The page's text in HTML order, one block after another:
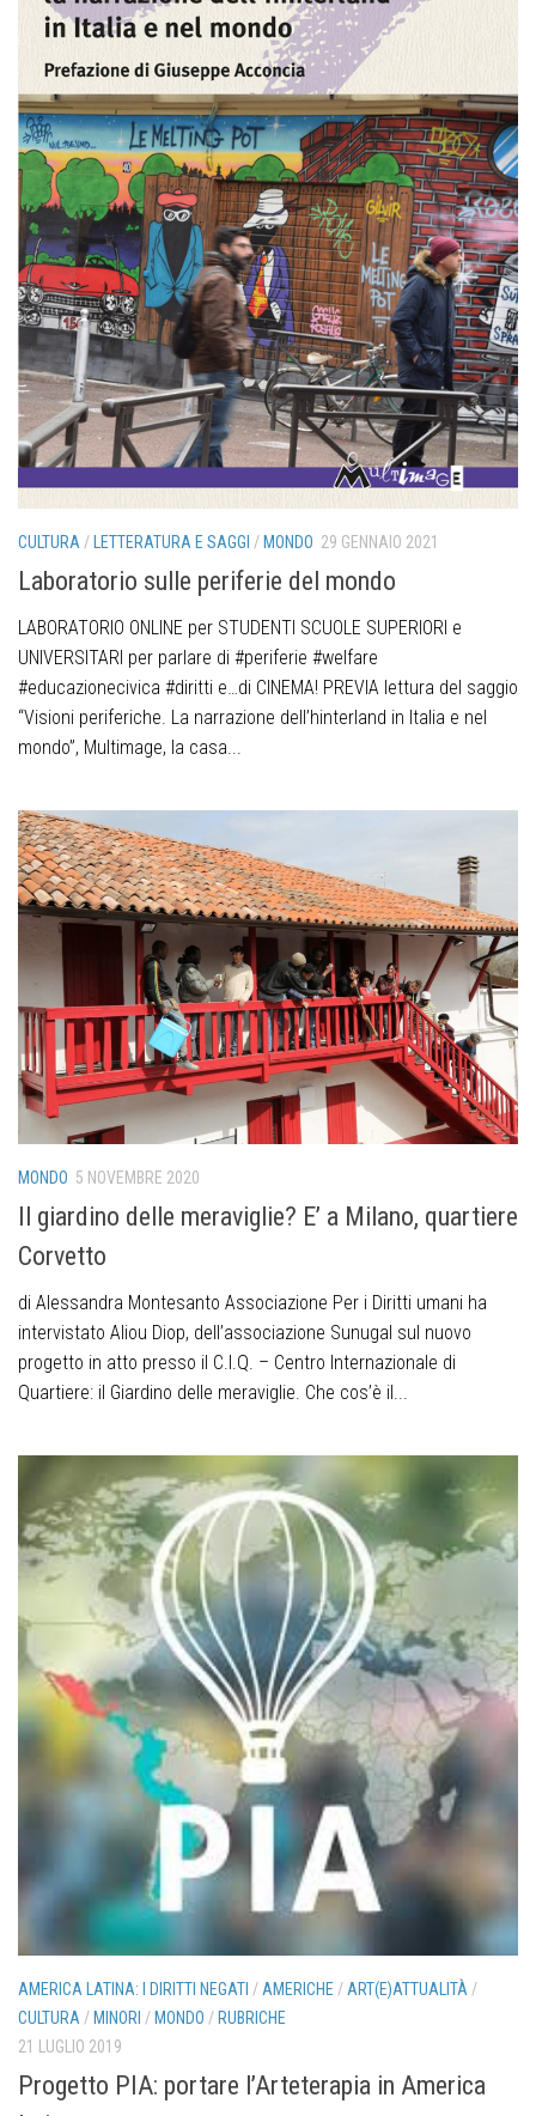
CULTURA/ LETTERATURA E SAGGI / MONDO 29 GENNAIO 2021
Laboratorio sulle periferie del mondo
LABORATORIO ONLINE per STUDENTI SCUOLE SUPERIORI e
UNIVERSITARI per parlare di #periferie #welfare
#educazionecivica #diritti e…di CINEMA! PREVIA lettura del saggio
“Visioni periferiche. La narrazione dell’hinterland in Italia e nel
mondo”, Multimage, la casa...
MONDO 5 NOVEMBRE 2020
Il giardino delle meraviglie? E’ a Milano, quartiere
Corvetto
di Alessandra Montesanto Associazione Per i Diritti umani ha
intervistato Aliou Diop, dell’associazione Sunugal sul nuovo
progetto in atto presso il C.I.Q. – Centro Internazionale di
Quartiere: il Giardino delle meraviglie. Che cos’è il...
AMERICA LATINA: I DIRITTI NEGATI /AMERICHE /ART(E)ATTUALITÀ/
CULTURA/ MINORI / MONDO / RUBRICHE
21 LUGLIO 2019
Progetto PIA: portare l’Arteterapia in America